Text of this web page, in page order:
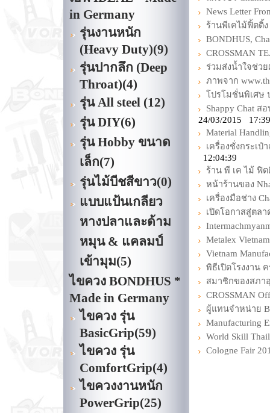
in Germany
รุ่นงานหนัก
(Heavy Duty)(9)
รุ่นปากลึก (Deep
Throat)(4)
รุ่น All steel (12)
รุ่น DIY(6)
รุ่น Hobby ขนาด
เล็ก(7)
รุ่นไม้บีชสีขาว(0)
แบบแป้นเกลียว
หางปลาและด้าม
หมุน & แคลมป์
เข้ามุม(5)
ไขควง BONDHUS *
Made in Germany
ไขควง รุ่น
BasicGrip(59)
ไขควง รุ่น
ComfortGrip(4)
ไขควงงานหนัก
PowerGrip(25)
News Letter
ร้านพีเคไม้ฟิ้ต
BONDHUS,
CROSSMAN
ร่วมส่งน้ำใจช่ว
ภาพจาก
โปรโมชั่นพิเศษ
Shappy Chat ส
24/03/2015
Material
เครื่องชั่งกระเป๋
12:04:39
ร้าน พี เค ไม้ ฟิ
หน้าร้านของ
เครื่องมือช่าง
เปิดโอกาสสู่ตล
Metalex
Vietnam
พิธีเปิดโรงงาน
สมาชิกของสภา
CROSSMAN
ผู้แทนจำหน่าย
Manufacturing
World Skill
Cologne Fair